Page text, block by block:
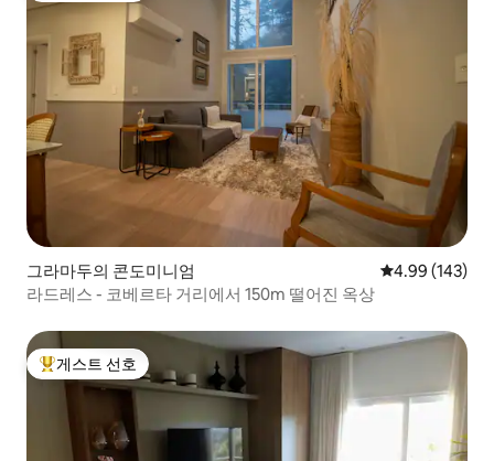
그라마두의 콘도미니엄 평점 4.99점(5
4.99 (143)
라드레스 - 코베르타 거리에서 150m 떨어진 옥상
상위 게스트 선호
게스트 선호